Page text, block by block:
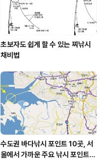
초보자도 쉽게 할 수 있는 찌낚시
채비법
수도권 바다낚시 포인트 10곳, 서
울에서 가까운 주요 낚시 포인트